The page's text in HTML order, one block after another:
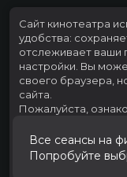
Все сеансы на
Попробуйте
Сайт кинотеатра
удобства:
отслеживает ваши
настройки. Вы
своего браузера,
сайта.
Пожалуйста,